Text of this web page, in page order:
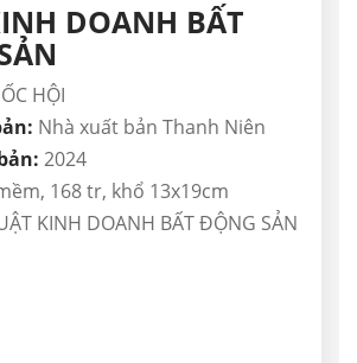
DOANH BẤT
HỘI
Nhà xuất bản Thanh Niên
2024
168 tr, khổ 13x19cm
KINH DOANH BẤT ĐỘNG SẢN